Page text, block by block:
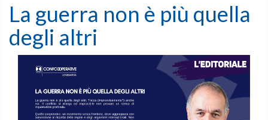
La guerra non è più quella
degli altri